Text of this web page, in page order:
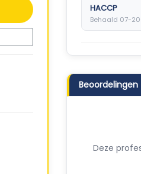
HACCP
Behaald 07-
Beoordelingen
Deze